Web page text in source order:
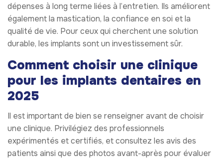
dépenses à long terme liées à l’entretien. Ils améliorent
également la mastication, la confiance en soi et la
qualité de vie. Pour ceux qui cherchent une solution
durable, les implants sont un investissement sûr.
Comment choisir une clinique
pour les implants dentaires en
2025
Il est important de bien se renseigner avant de choisir
une clinique. Privilégiez des professionnels
expérimentés et certifiés, et consultez les avis des
patients ainsi que des photos avant-après pour évaluer